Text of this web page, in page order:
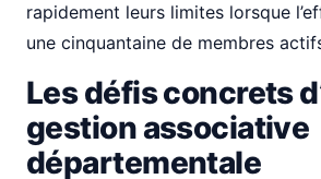
rapidement leurs limites lorsque
une cinquantaine de membres
Les défis concrets
gestion associative
départementale